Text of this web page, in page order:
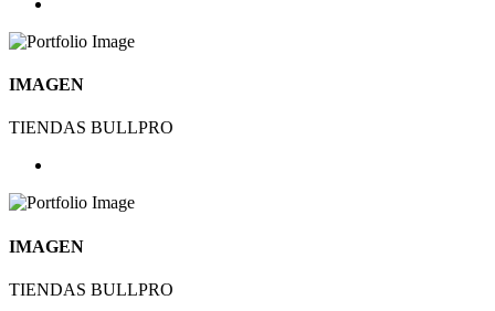
IMAGEN
TIENDAS BULLPRO
IMAGEN
TIENDAS BULLPRO